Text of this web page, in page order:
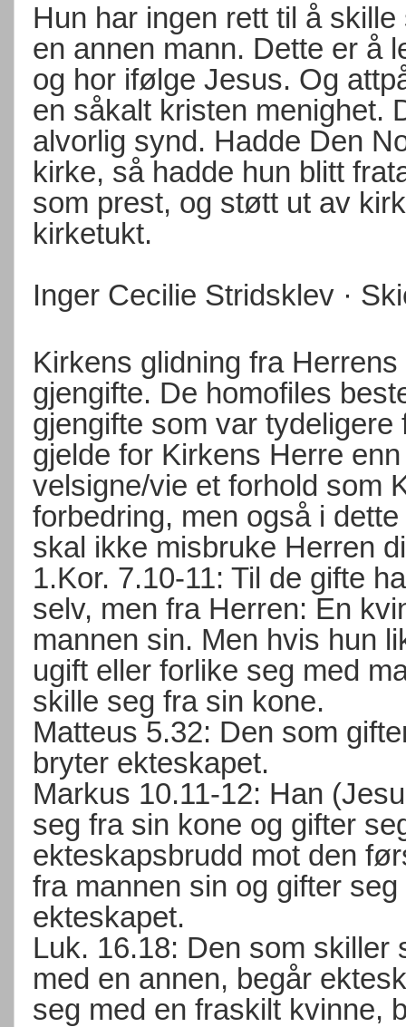
Hun har ingen rett til å
en annen mann. Dette er å
og hor ifølge Jesus. Og
en såkalt kristen menighet.
alvorlig synd. Hadde Den
kirke, så hadde hun blitt
som prest, og støtt ut av
kirketukt.
Inger Cecilie Stridsklev ·
Kirkens glidning fra
gjengifte. De homofiles
gjengifte som var
gjelde for Kirkens Herre
velsigne/vie et forhold som
forbedring, men også i
skal ikke misbruke Herren
1.Kor. 7.10-11: Til de gifte
selv, men fra Herren: En
mannen sin. Men hvis hun
ugift eller forlike seg med
skille seg fra sin kone.
Matteus 5.32: Den som
bryter ekteskapet.
Markus 10.11-12: Han
seg fra sin kone og gifter
ekteskapsbrudd mot den
fra mannen sin og gifter
ekteskapet.
Luk. 16.18: Den som skiller
med en annen, begår
seg med en fraskilt kvinne,